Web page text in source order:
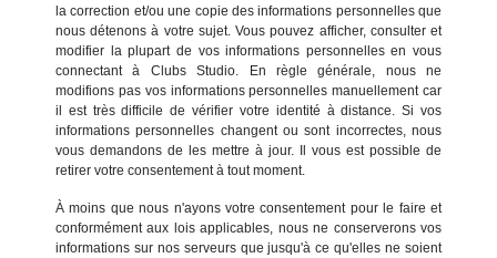
la correction et/ou une copie des informations personnelles que
nous détenons à votre sujet. Vous pouvez afficher, consulter et
modifier la plupart de vos informations personnelles en vous
connectant à Clubs Studio. En règle générale, nous ne
modifions pas vos informations personnelles manuellement car
il est très difficile de vérifier votre identité à distance. Si vos
informations personnelles changent ou sont incorrectes, nous
vous demandons de les mettre à jour. Il vous est possible de
retirer votre consentement à tout moment.
À moins que nous n'ayons votre consentement pour le faire et
conformément aux lois applicables, nous ne conserverons vos
informations sur nos serveurs que jusqu'à ce qu'elles ne soient